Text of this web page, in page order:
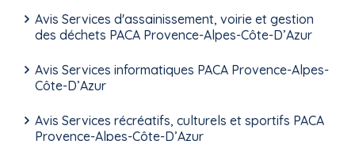
Avis Services d'assainissement, voirie et gestion
des déchets PACA Provence-Alpes-Côte-D’Azur
Avis Services informatiques PACA Provence-Alpes-
Côte-D’Azur
Avis Services récréatifs, culturels et sportifs PACA
Provence-Alpes-Côte-D’Azur